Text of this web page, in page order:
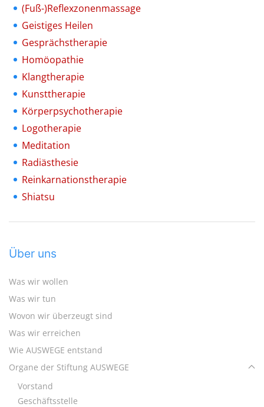
(Fuß-)Reflexzonenmassage
Geistiges Heilen
Gesprächstherapie
Homöopathie
Klangtherapie
Kunsttherapie
Körperpsychotherapie
Logotherapie
Meditation
Radiästhesie
Reinkarnationstherapie
Shiatsu
Über uns
Was wir wollen
Was wir tun
Wovon wir überzeugt sind
Was wir erreichen
Wie AUSWEGE entstand
Organe der Stiftung AUSWEGE
Vorstand
Geschäftsstelle